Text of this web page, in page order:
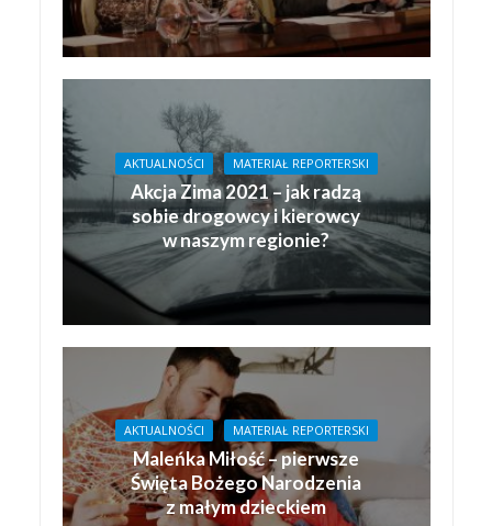
AKTUALNOŚCI MATERIAŁ REPORTERSKI
Akcja Zima 2021 – jak radzą
sobie drogowcy i kierowcy
w naszym regionie?
AKTUALNOŚCI MATERIAŁ REPORTERSKI
Maleńka Miłość – pierwsze
Święta Bożego Narodzenia
z małym dzieckiem